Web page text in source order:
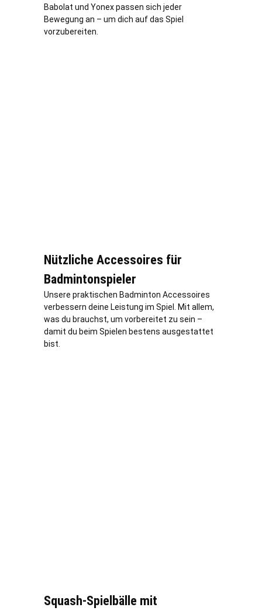
Babolat und Yonex passen sich jeder
Bewegung an – um dich auf das Spiel
vorzubereiten.
Nützliche Accessoires für
Badmintonspieler
Unsere praktischen Badminton Accessoires
verbessern deine Leistung im Spiel. Mit allem,
was du brauchst, um vorbereitet zu sein –
damit du beim Spielen bestens ausgestattet
bist.
Squash-Spielbälle mit